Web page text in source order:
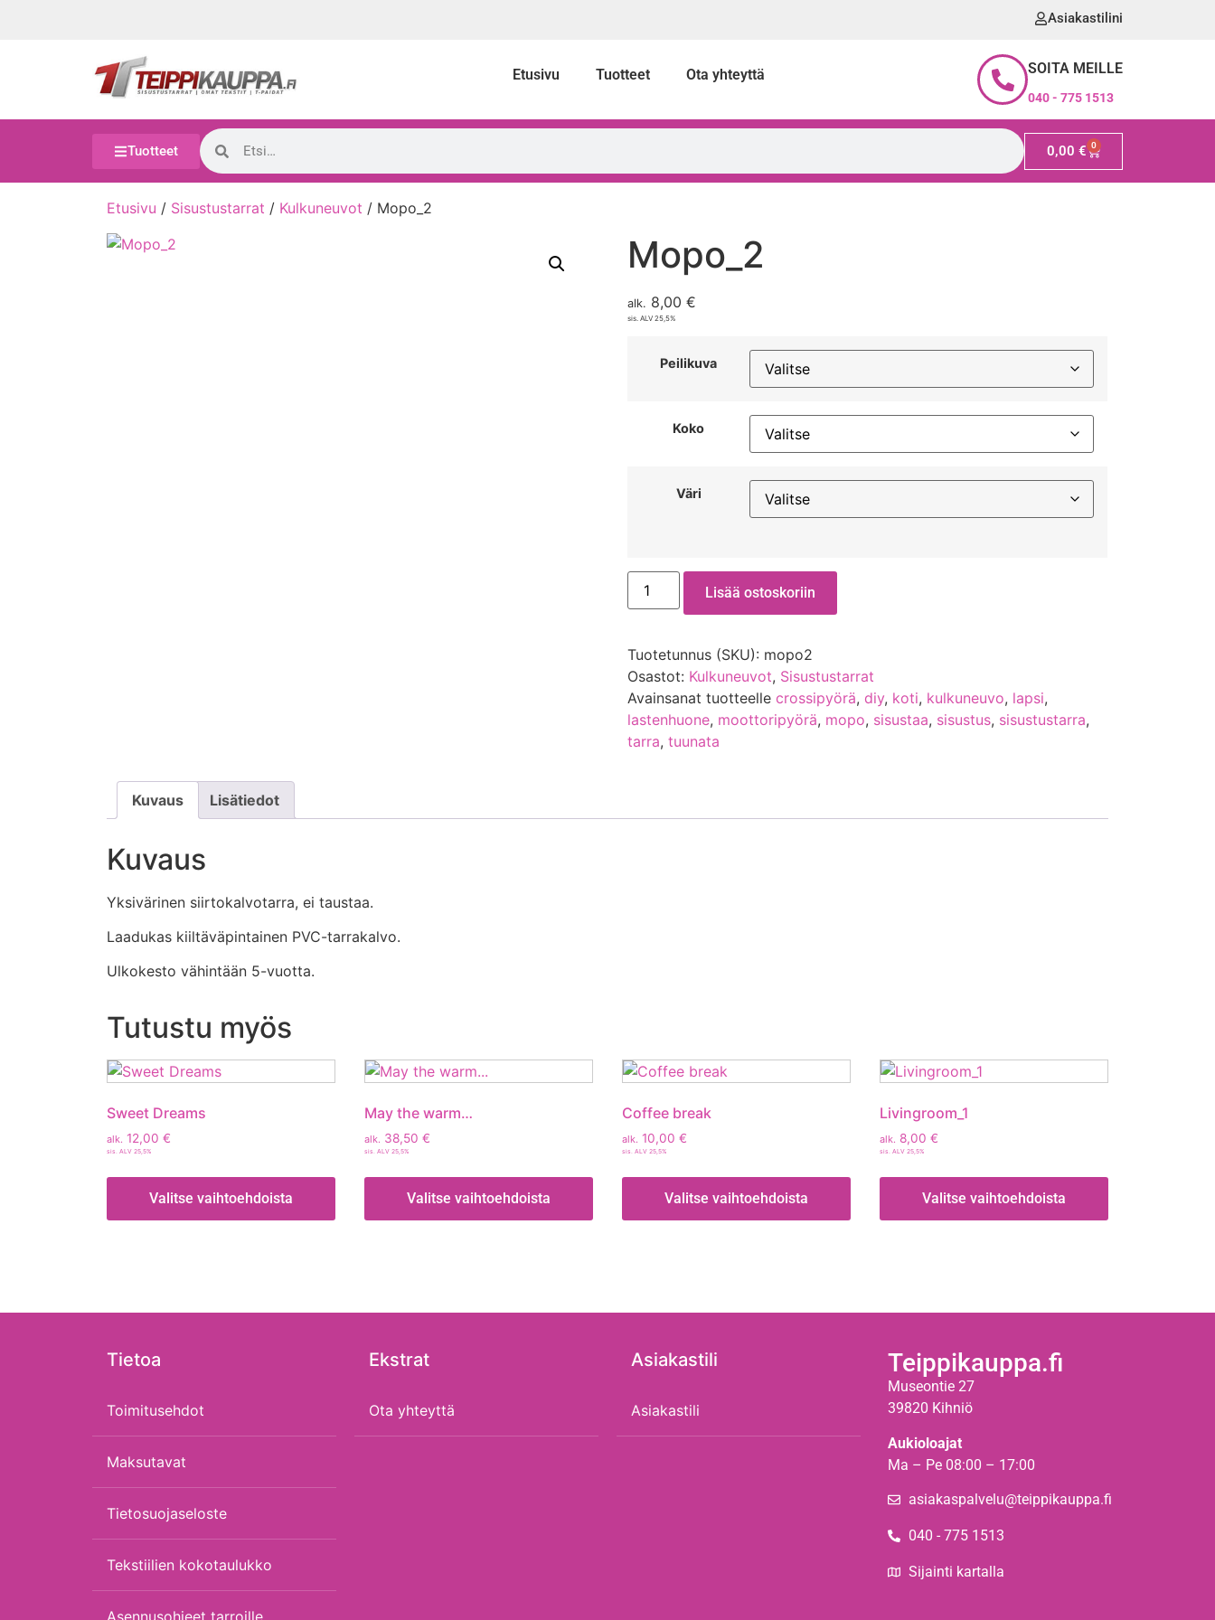
Asiakastilini
Etusivu Tuotteet Ota yhteyttä SOITA MEILLE
040 - 775 1513
Tuotteet 0,00 € 0
Etusivu / Sisustustarrat / Kulkuneuvot / Mopo_2
Mopo_2
alk. 8,00€
sis. ALV 25,5%
Peilikuva
Koko
Väri
Lisää ostoskoriin
Tuotetunnus (SKU): mopo2
Osastot: Kulkuneuvot, Sisustustarrat
Avainsanat tuotteellecrossipyörä,diy, koti, kulkuneuvo, lapsi,
lastenhuone, moottoripyörä, mopo, sisustaa, sisustus, sisustustarra,
tarra,tuunata
Kuvaus Lisätiedot
Kuvaus
Yksivärinen siirtokalvotarra, ei taustaa.
Laadukas kiiltäväpintainen PVC-tarrakalvo.
Ulkokesto vähintään 5-vuotta.
Tutustu myös
Sweet Dreams
alk. 12,00 €
sis. ALV 25,5%
Valitse vaihtoehdoista
May the warm…
alk. 38,50 €
sis. ALV 25,5%
Valitse vaihtoehdoista
Coffee break
alk. 10,00 €
sis. ALV 25,5%
Valitse vaihtoehdoista
Livingroom_1
alk. 8,00 €
sis. ALV 25,5%
Valitse vaihtoehdoista
Tietoa
Toimitusehdot
Maksutavat
Tietosuojaseloste
Tekstiilien kokotaulukko
Ekstrat
Ota yhteyttä
Asiakastili
Asiakastili
Teippikauppa.fi
Museontie 27
39820 Kihniö
Aukioloajat
Ma – Pe 08:00 – 17:00
asiakaspalvelu@teippikauppa.fi
040 - 775 1513
Sijainti kartalla